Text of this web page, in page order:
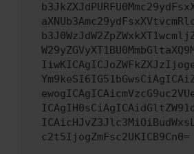
c2t5IjogZmFsc2UKICB9Cn0=